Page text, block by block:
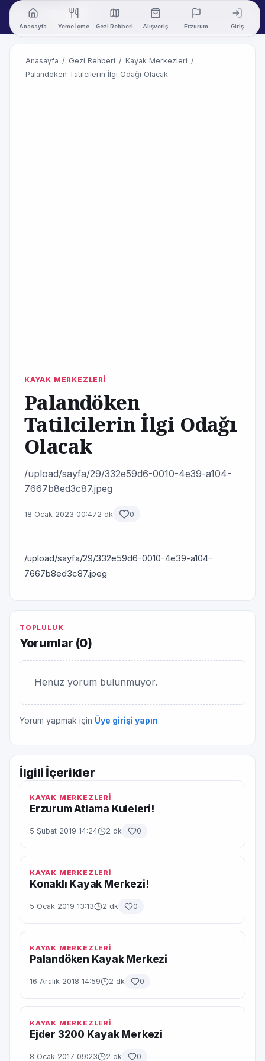
Anasayfa Yeme İçme Gezi Rehberi Alışveriş Erzurum Giriş
Anasayfa / Gezi Rehberi / Kayak Merkezleri /
Palandöken Tatilcilerin İlgi Odağı Olacak
KAYAK MERKEZLERİ
Palandöken
Tatilcilerin İlgi Odağı
Olacak
/upload/sayfa/29/332e59d6-0010-4e39-a104-
7667b8ed3c87.jpeg
18 Ocak 2023 00:472 dk 0
/upload/sayfa/29/332e59d6-0010-4e39-a104-
7667b8ed3c87.jpeg
TOPLULUK
Yorumlar (0)
Henüz yorum bulunmuyor.
Yorum yapmak için Üye girişi yapın.
İlgili İçerikler
KAYAK MERKEZLERİ
Erzurum Atlama Kuleleri!
5 Şubat 2019 14:24 2 dk 0
KAYAK MERKEZLERİ
Konaklı Kayak Merkezi!
5 Ocak 2019 13:13 2 dk 0
KAYAK MERKEZLERİ
Palandöken Kayak Merkezi
16 Aralık 2018 14:59 2 dk 0
KAYAK MERKEZLERİ
Ejder 3200 Kayak Merkezi
8 Ocak 2017 09:23 2 dk 0